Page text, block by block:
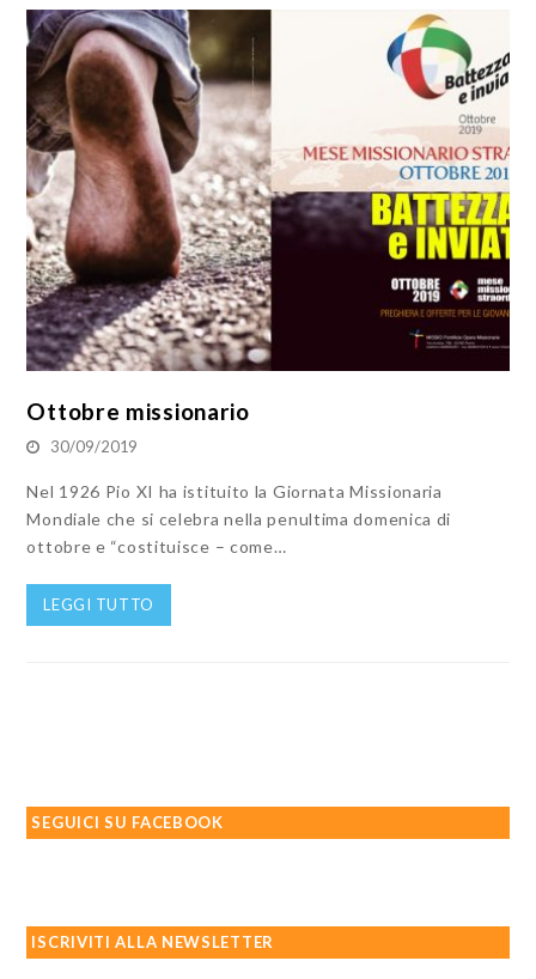
Ottobre missionario
30/09/2019
Nel 1926 Pio XI ha istituito la Giornata Missionaria
Mondiale che si celebra nella penultima domenica di
ottobre e “costituisce – come…
LEGGI TUTTO
SEGUICI SU FACEBOOK
ISCRIVITI ALLA NEWSLETTER